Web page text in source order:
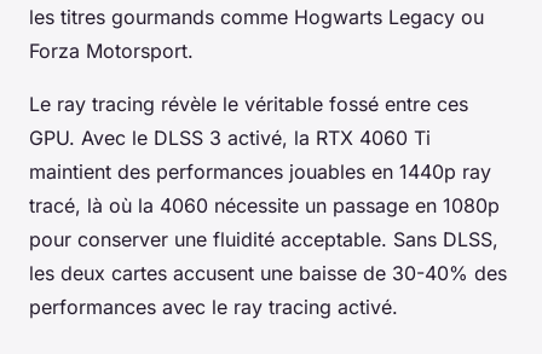
les titres gourmands comme Hogwarts Legacy ou
Forza Motorsport.
Le ray tracing révèle le véritable fossé entre ces
GPU. Avec le DLSS 3 activé, la RTX 4060 Ti
maintient des performances jouables en 1440p ray
tracé, là où la 4060 nécessite un passage en 1080p
pour conserver une fluidité acceptable. Sans DLSS,
les deux cartes accusent une baisse de 30-40% des
performances avec le ray tracing activé.